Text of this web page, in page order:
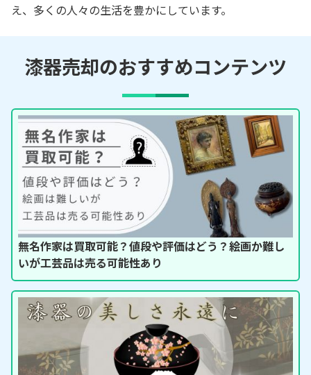
え、多くの人々の生活を豊かにしています。
漆器売却のおすすめコンテンツ
無名作家は買取可能？値段や評価はどう？絵画か難し
いが工芸品は売る可能性あり